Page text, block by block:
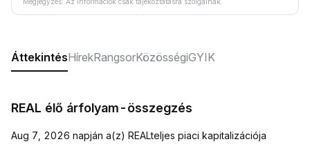
ÁttekintésHírekRangsorKözösségiGYIK
REAL élő árfolyam-összegzés
Aug 7, 2026 napján a(z) REALteljes piaci kapitalizációja